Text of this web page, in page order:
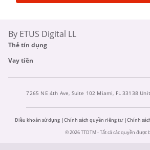
By ETUS Digital LL
Thẻ tín dụng
Vay tiền
7265 NE 4th Ave, Suite 102 Miami, FL 33138
Điều khoản sử dụng Chính sách quyền riêng tư Chính
© 2026 TTDTM - Tất cả các quyền được